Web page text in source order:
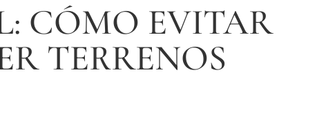
CÓMO EVITAR
TERRENOS